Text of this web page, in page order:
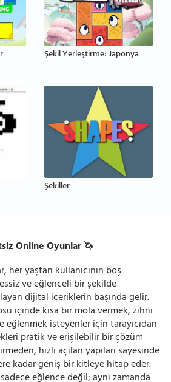
Şekil Yerleştirme: Japonya
Şekiller
Online Oyunlar 🦄
her yaştan kullanıcının boş
ve eğlenceli bir şekilde
dijital içeriklerin başında gelir.
içinde kısa bir mola vermek, zihni
eğlenmek isteyenler için tarayıcıdan
pratik ve erişilebilir bir çözüm
hızlı açılan yapıları sayesinde
kadar geniş bir kitleye hitap eder.
eğlence değil; aynı zamanda